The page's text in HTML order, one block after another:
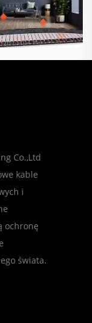
Co.,Ltd
kable
i
ochronę
świata.